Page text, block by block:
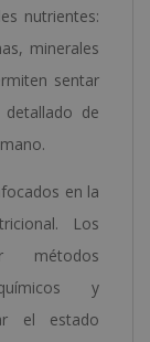
nutrientes:
minerales
sentar
de
en la
Los
métodos
y
el estado